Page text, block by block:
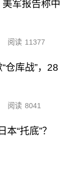
军报告称中
阅读 11377
仓库战”，28
阅读 8041
“托底”？